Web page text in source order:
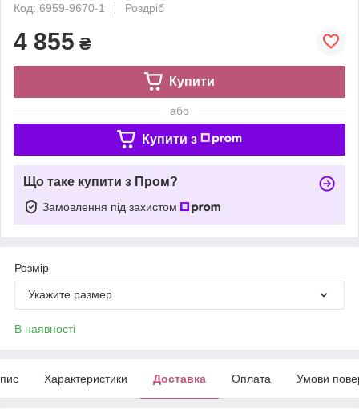
Код: 6959-9670-1
Роздріб
4 855 ₴
Купити
або
Купити з
Що таке купити з Пром?
Замовлення під захистом
Розмір
Укажите размер
В наявності
Характеристики Доставка Оплата Умови